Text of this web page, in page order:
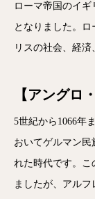
ローマ帝国のイ
となりました。
リスの社会、経済
【アングロ
5世紀から1066年
おいてゲルマン民
れた時代です。こ
ましたが、アル